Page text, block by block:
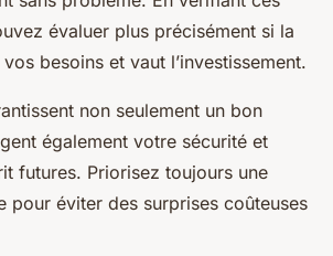
évaluer plus précisément si la
besoins et vaut l’investissement.
non seulement un bon
également votre sécurité et
futures. Priorisez toujours une
pour éviter des surprises coûteuses